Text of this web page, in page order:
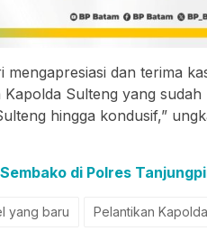
dan terima
Sulteng yang sudah
hingga kondusif,”
di Polres
yang baru Pelantikan Kapolda